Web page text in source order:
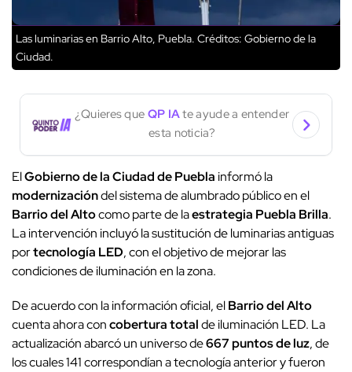
Las luminarias en Barrio Alto, Puebla. Créditos: Gobierno de la
Ciudad.
¿Quieres que QP IAte ayude a entender
esta noticia?
ElGobierno de la Ciudad de Pueblainformó la
modernizacióndel sistema de alumbrado público en el
Barrio del Altocomo parte de laestrategia Puebla Brilla.
La intervención incluyó la sustitución de luminarias antiguas
portecnología LED, con el objetivo de mejorar las
condiciones de iluminación en la zona.
De acuerdo con la información oficial, elBarrio del Alto
cuenta ahora concobertura totalde iluminación LED. La
actualización abarcó un universo de667 puntos de luz, de
los cuales 141 correspondían a tecnología anterior y fueron